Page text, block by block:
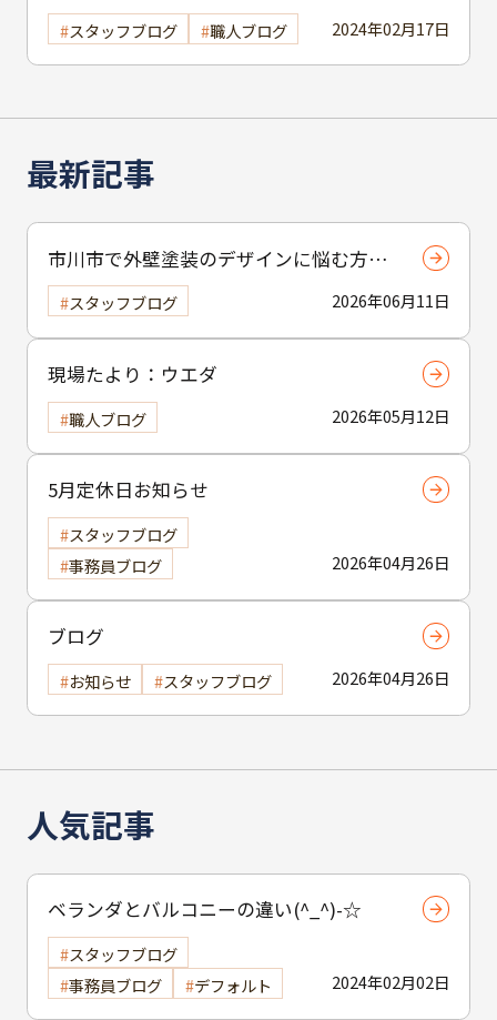
最新記事
市川市で外壁塗装のデザインに悩む方へ
｜ 色選びの失敗を防ぐポイント
2026年06月11日
スタッフブログ
現場たより：ウエダ
2026年05月12日
職人ブログ
5月定休日お知らせ
2026年04月26日
スタッフブログ
事務員ブログ
ブログ
2026年04月26日
お知らせ スタッフブログ
人気記事
ベランダとバルコニーの違い(^_^)-☆
2024年02月02日
スタッフブログ
事務員ブログ
デフォルト
2024年02月17日
スタッフブログ 職人ブログ